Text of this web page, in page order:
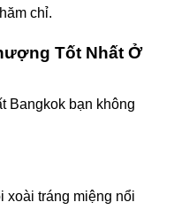
chỉ.
Tốt Nhất Ở
Bangkok bạn không
xoài tráng miệng nổi